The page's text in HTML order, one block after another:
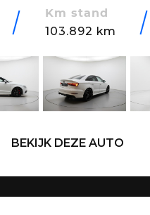
Km stand
103.892 km
BEKIJK DEZE AUTO